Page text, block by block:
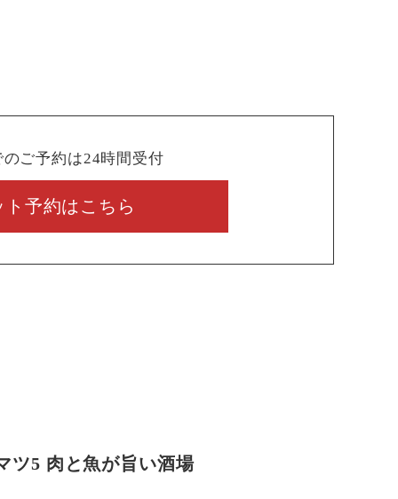
ご予約は24時間受付
ト予約はこちら
ツ5 肉と魚が旨い酒場